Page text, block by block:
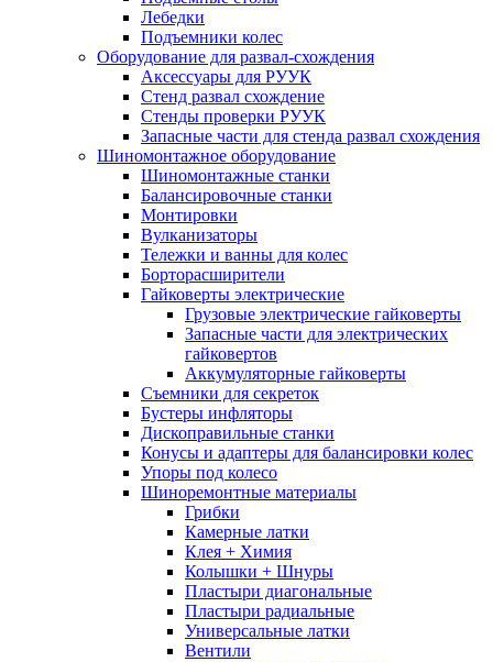
Лебедки
Подъемники колес
Оборудование для развал-схождения
Аксессуары для РУУК
Стенд развал схождение
Стенды проверки РУУК
Запасные части для стенда развал схождения
Шиномонтажное оборудование
Шиномонтажные станки
Балансировочные станки
Монтировки
Вулканизаторы
Тележки и ванны для колес
Борторасширители
Гайковерты электрические
Грузовые электрические гайковерты
Запасные части для электрических
гайковертов
Аккумуляторные гайковерты
Съемники для секреток
Бустеры инфляторы
Дископравильные станки
Конусы и адаптеры для балансировки колес
Упоры под колесо
Шиноремонтные материалы
Грибки
Камерные латки
Клея + Химия
Колышки + Шнуры
Пластыри диагональные
Пластыри радиальные
Универсальные латки
Вентили